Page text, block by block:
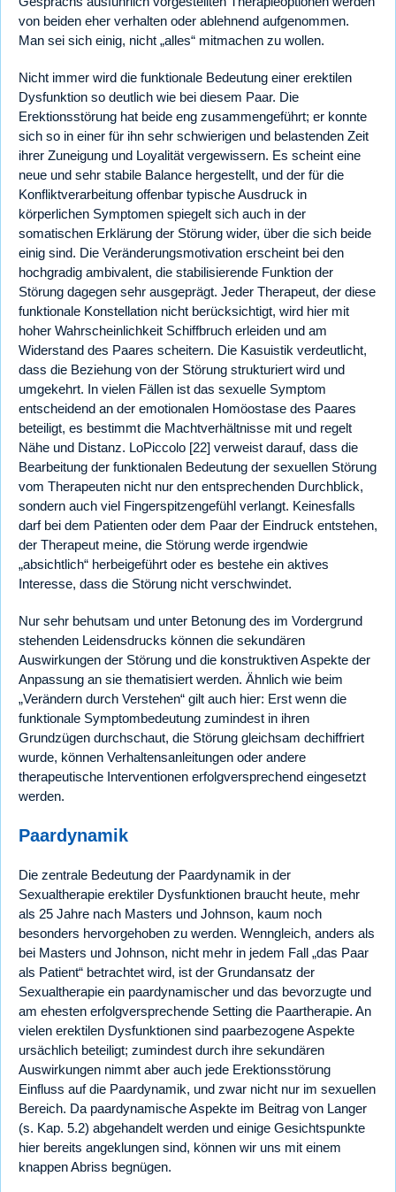
von beiden eher verhalten oder ablehnend aufgenommen.
Man sei sich einig, nicht „alles“ mitmachen zu wollen.
Nicht immer wird die funktionale Bedeutung einer erektilen
Dysfunktion so deutlich wie bei diesem Paar. Die
Erektionsstörung hat beide eng zusammengeführt; er konnte
sich so in einer für ihn sehr schwierigen und belastenden Zeit
ihrer Zuneigung und Loyalität vergewissern. Es scheint eine
neue und sehr stabile Balance hergestellt, und der für die
Konfliktverarbeitung offenbar typische Ausdruck in
körperlichen Symptomen spiegelt sich auch in der
somatischen Erklärung der Störung wider, über die sich beide
einig sind. Die Veränderungsmotivation erscheint bei den
hochgradig ambivalent, die stabilisierende Funktion der
Störung dagegen sehr ausgeprägt. Jeder Therapeut, der diese
funktionale Konstellation nicht berücksichtigt, wird hier mit
hoher Wahrscheinlichkeit Schiffbruch erleiden und am
Widerstand des Paares scheitern. Die Kasuistik verdeutlicht,
dass die Beziehung von der Störung strukturiert wird und
umgekehrt. In vielen Fällen ist das sexuelle Symptom
entscheidend an der emotionalen Homöostase des Paares
beteiligt, es bestimmt die Machtverhältnisse mit und regelt
Nähe und Distanz. LoPiccolo [22] verweist darauf, dass die
Bearbeitung der funktionalen Bedeutung der sexuellen Störung
vom Therapeuten nicht nur den entsprechenden Durchblick,
sondern auch viel Fingerspitzengefühl verlangt. Keinesfalls
darf bei dem Patienten oder dem Paar der Eindruck entstehen,
der Therapeut meine, die Störung werde irgendwie
„absichtlich“ herbeigeführt oder es bestehe ein aktives
Interesse, dass die Störung nicht verschwindet.
Nur sehr behutsam und unter Betonung des im Vordergrund
stehenden Leidensdrucks können die sekundären
Auswirkungen der Störung und die konstruktiven Aspekte der
Anpassung an sie thematisiert werden. Ähnlich wie beim
„Verändern durch Verstehen“ gilt auch hier: Erst wenn die
funktionale Symptombedeutung zumindest in ihren
Grundzügen durchschaut, die Störung gleichsam dechiffriert
wurde, können Verhaltensanleitungen oder andere
therapeutische Interventionen erfolgversprechend eingesetzt
werden.
Paardynamik
Die zentrale Bedeutung der Paardynamik in der
Sexualtherapie erektiler Dysfunktionen braucht heute, mehr
als 25 Jahre nach Masters und Johnson, kaum noch
besonders hervorgehoben zu werden. Wenngleich, anders als
bei Masters und Johnson, nicht mehr in jedem Fall „das Paar
als Patient“ betrachtet wird, ist der Grundansatz der
Sexualtherapie ein paardynamischer und das bevorzugte und
am ehesten erfolgversprechende Setting die Paartherapie. An
vielen erektilen Dysfunktionen sind paarbezogene Aspekte
ursächlich beteiligt; zumindest durch ihre sekundären
Auswirkungen nimmt aber auch jede Erektionsstörung
Einfluss auf die Paardynamik, und zwar nicht nur im sexuellen
Bereich. Da paardynamische Aspekte im Beitrag von Langer
(s. Kap. 5.2) abgehandelt werden und einige Gesichtspunkte
hier bereits angeklungen sind, können wir uns mit einem
knappen Abriss begnügen.